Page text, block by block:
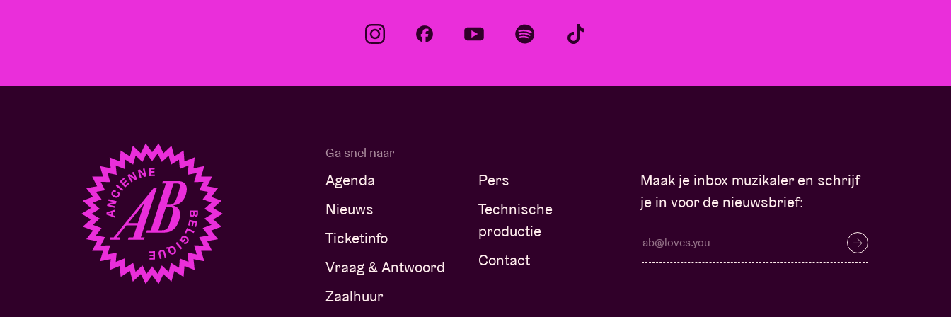
Ga snel naar
Agenda
Nieuws
Ticketinfo
Vraag & Antwoord
Zaalhuur
Pers
Technische
productie
Contact
Maak je inbox muzikaler en schrijf
je in voor de nieuwsbrief: